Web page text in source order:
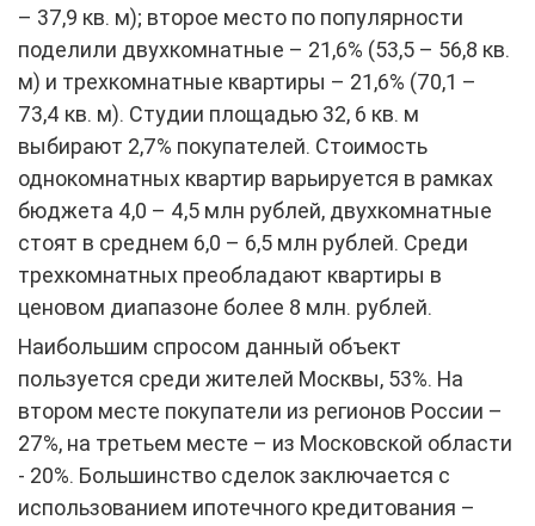
– 37,9 кв. м); второе место по популярности
поделили двухкомнатные – 21,6% (53,5 – 56,8 кв.
м) и трехкомнатные квартиры – 21,6% (70,1 –
73,4 кв. м). Студии площадью 32, 6 кв. м
выбирают 2,7% покупателей. Стоимость
однокомнатных квартир варьируется в рамках
бюджета 4,0 – 4,5 млн рублей, двухкомнатные
стоят в среднем 6,0 – 6,5 млн рублей. Среди
трехкомнатных преобладают квартиры в
ценовом диапазоне более 8 млн. рублей.
Наибольшим спросом данный объект
пользуется среди жителей Москвы, 53%. На
втором месте покупатели из регионов России –
27%, на третьем месте – из Московской области
- 20%. Большинство сделок заключается с
использованием ипотечного кредитования –